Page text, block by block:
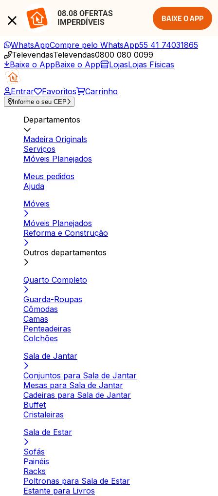
08.08 OFERTAS
IMPERDÍVEIS
BAIXE O APP
WhatsAppCompre pelo WhatsApp55 41 74031865
TelevendasTelevendas0800 080 0099
Baixe o AppBaixe o App LojasLojas Físicas
Entrar Favoritos Carrinho
Informe o seu CEP
Departamentos
Madeira Originals
Serviços
Móveis Planejados
Meus pedidos
Ajuda
Móveis
Móveis Planejados
Reforma e Construção
Outros departamentos
Quarto Completo
Guarda-Roupas
Cômodas
Camas
Penteadeiras
Colchões
Sala de Jantar
Conjuntos para Sala de Jantar
Mesas para Sala de Jantar
Cadeiras para Sala de Jantar
Buffet
Cristaleiras
Sala de Estar
Sofás
Painéis
Racks
Poltronas para Sala de Estar
Estante para Livros